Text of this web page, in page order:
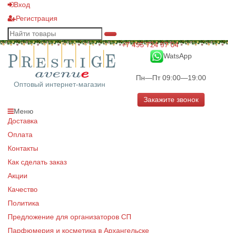
Вход
Регистрация
Оптовый интернет-магазин
+7 495 724 97 04
WatsApp
Пн—Пт 09:00—19:00
Закажите звонок
Меню
Доставка
Оплата
Контакты
Как сделать заказ
Акции
Качество
Политика
Предложение для организаторов СП
Парфюмерия и косметика в Архангельске